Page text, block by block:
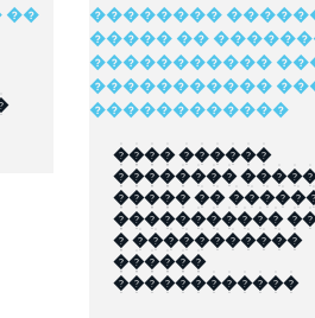
���� ������
��������
����� ��
�����������
� �����������
������
������������